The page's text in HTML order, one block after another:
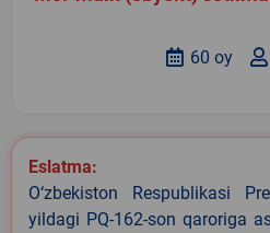
60 oy
Eslatma:
O‘zbekiston Respublikasi
yildagi PQ-162-son qaroriga